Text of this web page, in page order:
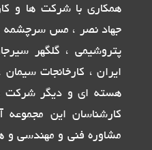
همکاری با شرکت ها و
جهاد نصر ، مس سرچشمه
پتروشیمی ، گلگهر
ایران ، کارخانجات
هسته ای و دیگر شرکت
کارشناسان این مجموعه
مشاوره فنی و مهندسی و